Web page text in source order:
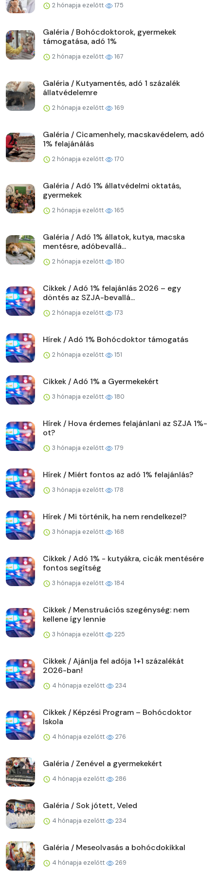
2 hónapja ezelőtt 175
Galéria / Bohócdoktorok, gyermekek
támogatása, adó 1%
2 hónapja ezelőtt 167
Galéria / Kutyamentés, adó 1 százalék
állatvédelemre
2 hónapja ezelőtt 169
Galéria / Cicamenhely, macskavédelem, adó
1% felajánálás
2 hónapja ezelőtt 170
Galéria / Adó 1% állatvédelmi oktatás,
gyermekek
2 hónapja ezelőtt 165
Galéria / Adó 1% állatok, kutya, macska
mentésre, adóbevallá...
2 hónapja ezelőtt 180
Cikkek / Adó 1% felajánlás 2026 – egy
döntés az SZJA-bevallá...
2 hónapja ezelőtt 173
Hírek / Adó 1% Bohócdoktor támogatás
2 hónapja ezelőtt 151
Cikkek / Adó 1% a Gyermekekért
3 hónapja ezelőtt 180
Hírek / Hova érdemes felajánlani az SZJA 1%-
ot?
3 hónapja ezelőtt 179
Hírek / Miért fontos az adó 1% felajánlás?
3 hónapja ezelőtt 178
Hírek / Mi történik, ha nem rendelkezel?
3 hónapja ezelőtt 168
Cikkek / Adó 1% - kutyákra, cicák mentésére
fontos segítség
3 hónapja ezelőtt 184
Cikkek / Menstruációs szegénység: nem
kellene így lennie
3 hónapja ezelőtt 225
Cikkek / Ajánlja fel adója 1+1 százalékát
2026-ban!
4 hónapja ezelőtt 234
Cikkek / Képzési Program – Bohócdoktor
Iskola
4 hónapja ezelőtt 276
Galéria / Zenével a gyermekekért
4 hónapja ezelőtt 286
Galéria / Sok jótett, Veled
4 hónapja ezelőtt 234
Galéria / Meseolvasás a bohócdokikkal
4 hónapja ezelőtt 269